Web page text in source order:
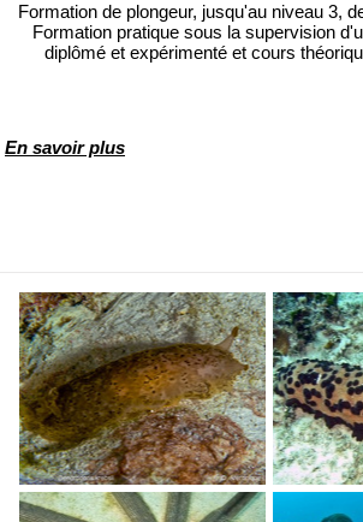
Formation de plongeur, jusqu'au niveau 3,
Formation pratique sous la supervision
diplômé et expérimenté et cours
En savoir plus